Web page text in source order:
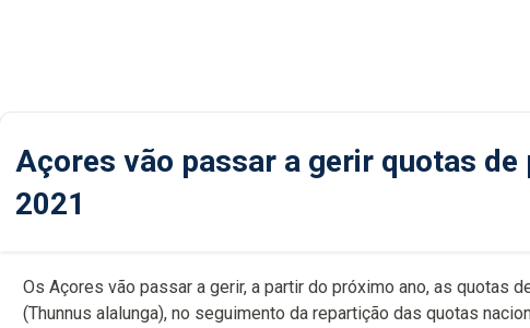
Açores vão passar a gerir quotas
2021
Os Açores vão passar a gerir, a partir do próximo ano, as quotas
(Thunnus alalunga), no seguimento da repartição das quotas